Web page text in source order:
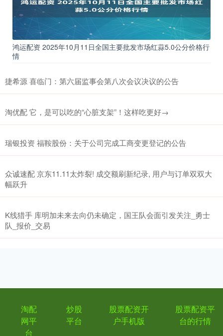
鸿运配资 2025年10月11日全国主要批发市场红蒜5.0公分价格行
情
捷希源 喜临门：第六届监事会第八次会议决议的公告
淘优配 它，是可以吃的“心脏支架”！这样吃更好→
瑞银投资 福鞍股份：关于公司完成工商变更登记的公告
众诚速配 京东11.11太炸裂! 成交额刷新纪录, 用户与订单双双大
幅跃升
K线猎手 库明加未来去向仍未确定，国王队会面引发关注_勇士
队_报价_交易
淘配
网平
台
炒股
平台
股票配资开
户手机版
股票配资平
台的行情